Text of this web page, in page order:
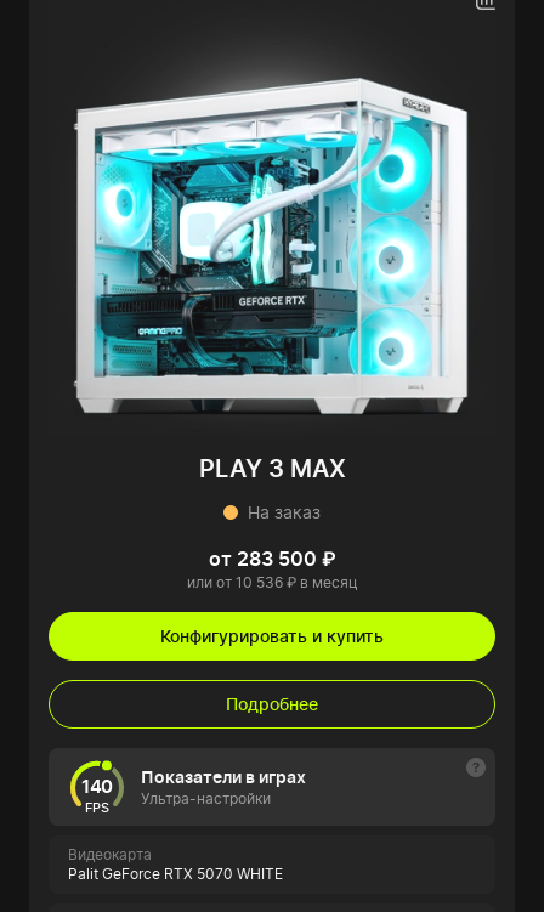
PLAY 3 MAX
На заказ
от 283 500 ₽
или от 10 536 ₽ в месяц
Конфигурировать и купить
Подробнее
140
FPS
Показатели в играх
Ультра-настройки
Видеокарта
Palit GeForce RTX 5070 WHITE